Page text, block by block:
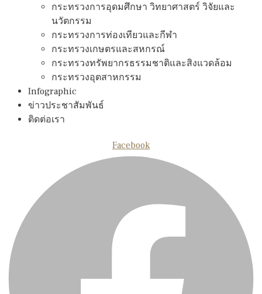
กระทรวงการอุดมศึกษา วิทยาศาสตร์ วิจัยและ
นวัตกรรม
กระทรวงการท่องเทียวและกีฬา
กระทรวงเกษตรและสหกรณ์
กระทรวงทรัพยากรธรรมชาติและสิงแวดล้อม
กระทรวงอุตสาหกรรม
Infographic
ข่าวประชาสัมพันธ์
ติดต่อเรา
Facebook